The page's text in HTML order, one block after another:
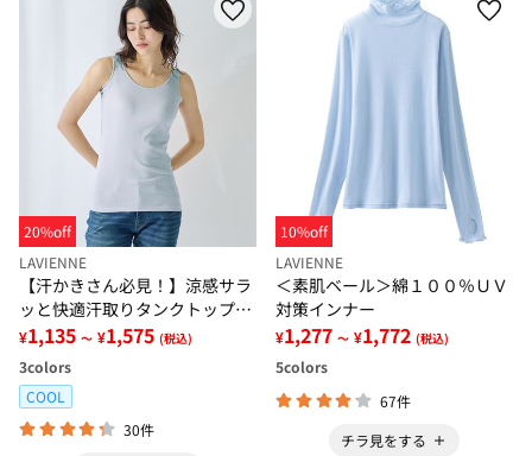
20%off
LAVIENNE
【汗かきさん必見！】涼感サラ
ッと快適汗取りタンクトップイ
ンナー＜さらりラボ＞
¥1,135 ～ ¥1,575 (税込)
3colors
COOL
30件
10%off
LAVIENNE
＜素肌ベール＞綿１００％ＵＶ
対策インナー
¥1,277 ～ ¥1,772 (税込)
5colors
67件
チラ見をする